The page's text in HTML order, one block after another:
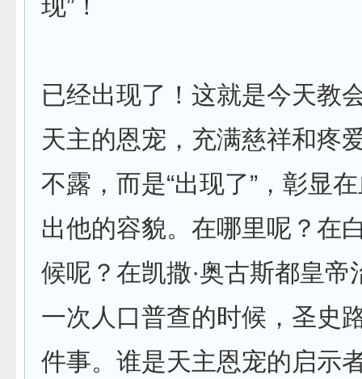
现”！
已经出现了！这就是今天教
天主的恩宠，充满慈祥和疼
不露，而是“出现了”，彰显
出他的容貌。在哪里呢？在
候呢？在凯撒·奥古斯都皇帝
一次人口普查的时候，圣史
件事。谁是天主恩宠的启示